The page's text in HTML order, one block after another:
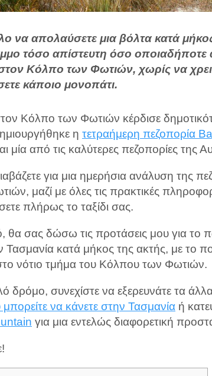
να απολαύσετε μια βόλτα κατά
τόσο απίστευτη όσο
Κόλπο των Φωτιών, χωρίς να
κάποιο μονοπάτι.
Κόλπο των Φωτιών κέρδισε
η τετραήμερη πεζοπορία
μία από τις καλύτερες πεζοπορίες της
για μια ημερήσια ανάλυση της
μαζί με όλες τις πρακτικές
πλήρως το ταξίδι σας.
σας δώσω τις προτάσεις μου για το
Τασμανία κατά μήκος της ακτής, με το
νότιο τμήμα του Κόλπου των Φωτιών.
δρόμο, συνεχίστε να εξερευνάτε τα
να κάνετε στην Τασμανία ή
για μια εντελώς διαφορετική